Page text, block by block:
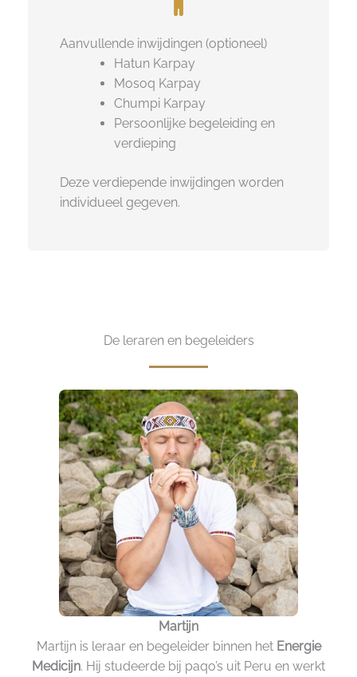
Aanvullende inwijdingen (optioneel)
Hatun Karpay
Mosoq Karpay
Chumpi Karpay
Persoonlijke begeleiding en
verdieping
Deze verdiepende inwijdingen worden
individueel gegeven.
De leraren en begeleiders
Martijn
Martijn is leraar en begeleider binnen het Energie
Medicijn. Hij studeerde bij paqo’s uit Peru en werkt